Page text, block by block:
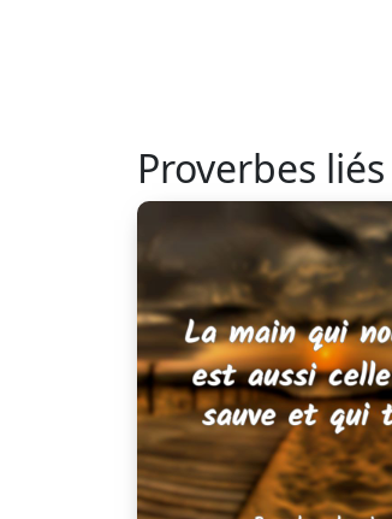
Proverbes liés